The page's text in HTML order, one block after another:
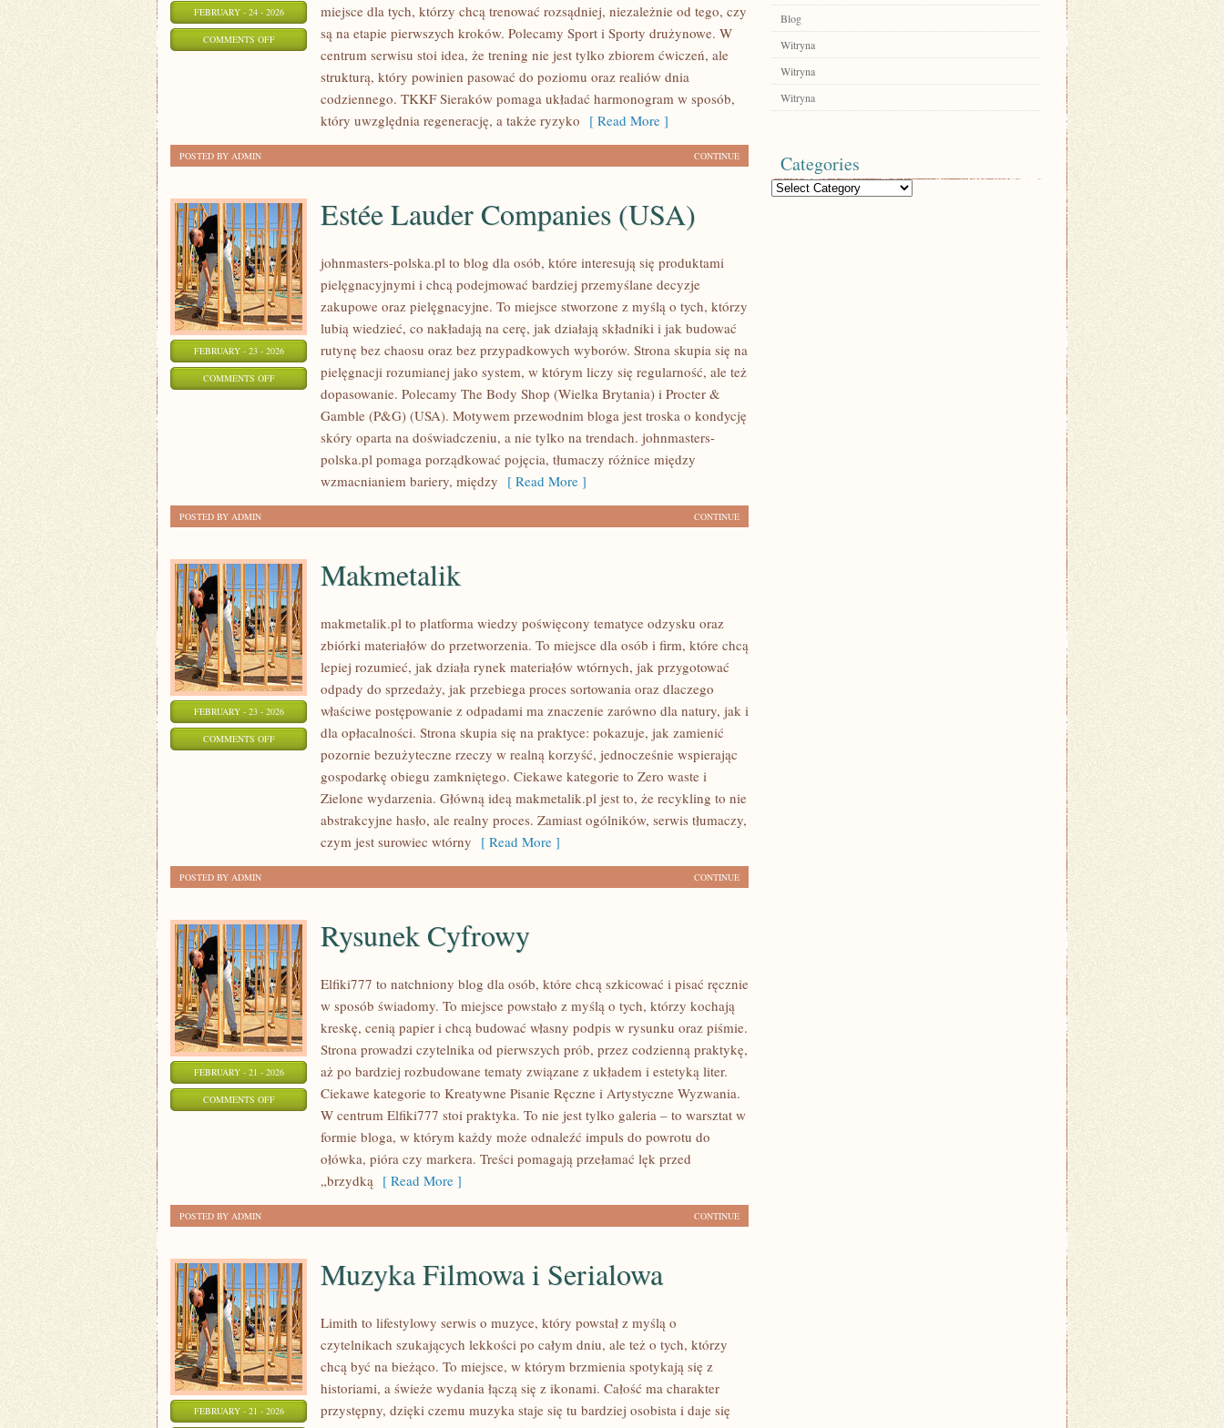
FEBRUARY - 24 - 2026
COMMENTS OFFON
PROFILAKTYKA
miejsce dla tych, którzy chcą trenować rozsądniej, niezależnie od tego, czy
są na etapie pierwszych kroków. Polecamy Sport i Sporty drużynowe. W
centrum serwisu stoi idea, że trening nie jest tylko zbiorem ćwiczeń, ale
strukturą, który powinien pasować do poziomu oraz realiów dnia
codziennego. TKKF Sieraków pomaga układać harmonogram w sposób,
który uwzględnia regenerację, a także ryzyko [ Read More ]
CONTINUE
POSTED BY ADMIN
FEBRUARY - 23 - 2026
COMMENTS OFFON
COMPANIES
Estée Lauder Companies (USA)
johnmasters-polska.pl to blog dla osób, które interesują się produktami
pielęgnacyjnymi i chcą podejmować bardziej przemyślane decyzje
zakupowe oraz pielęgnacyjne. To miejsce stworzone z myślą o tych, którzy
lubią wiedzieć, co nakładają na cerę, jak działają składniki i jak budować
rutynę bez chaosu oraz bez przypadkowych wyborów. Strona skupia się na
pielęgnacji rozumianej jako system, w którym liczy się regularność, ale też
dopasowanie. Polecamy The Body Shop (Wielka Brytania) i Procter &
Gamble (P&G) (USA). Motywem przewodnim bloga jest troska o kondycję
skóry oparta na doświadczeniu, a nie tylko na trendach. johnmasters-
polska.pl pomaga porządkować pojęcia, tłumaczy różnice między
wzmacnianiem bariery, między [ Read More ]
CONTINUE
POSTED BY ADMIN
FEBRUARY - 23 - 2026
COMMENTS OFFON
MAKMETALIK
Makmetalik
makmetalik.pl to platforma wiedzy poświęcony tematyce odzysku oraz
zbiórki materiałów do przetworzenia. To miejsce dla osób i firm, które chcą
lepiej rozumieć, jak działa rynek materiałów wtórnych, jak przygotować
odpady do sprzedaży, jak przebiega proces sortowania oraz dlaczego
właściwe postępowanie z odpadami ma znaczenie zarówno dla natury, jak i
dla opłacalności. Strona skupia się na praktyce: pokazuje, jak zamienić
pozornie bezużyteczne rzeczy w realną korzyść, jednocześnie wspierając
gospodarkę obiegu zamkniętego. Ciekawe kategorie to Zero waste i
Zielone wydarzenia. Główną ideą makmetalik.pl jest to, że recykling to nie
abstrakcyjne hasło, ale realny proces. Zamiast ogólników, serwis tłumaczy,
czym jest surowiec wtórny [ Read More ]
CONTINUE
POSTED BY ADMIN
FEBRUARY - 21 - 2026
COMMENTS OFFON
Rysunek Cyfrowy
Elfiki777 to natchniony blog dla osób, które chcą szkicować i pisać ręcznie
w sposób świadomy. To miejsce powstało z myślą o tych, którzy kochają
kreskę, cenią papier i chcą budować własny podpis w rysunku oraz piśmie.
Strona prowadzi czytelnika od pierwszych prób, przez codzienną praktykę,
aż po bardziej rozbudowane tematy związane z układem i estetyką liter.
Ciekawe kategorie to Kreatywne Pisanie Ręczne i Artystyczne Wyzwania.
W centrum Elfiki777 stoi praktyka. To nie jest tylko galeria – to warsztat w
formie bloga, w którym każdy może odnaleźć impuls do powrotu do
ołówka, pióra czy markera. Treści pomagają przełamać lęk przed
„brzydką [ Read More ]
CONTINUE
POSTED BY ADMIN
FEBRUARY - 21 - 2026
Muzyka Filmowa i Serialowa
Limith to lifestylowy serwis o muzyce, który powstał z myślą o
czytelnikach szukających lekkości po całym dniu, ale też o tych, którzy
chcą być na bieżąco. To miejsce, w którym brzmienia spotykają się z
historiami, a świeże wydania łączą się z ikonami. Całość ma charakter
przystępny, dzięki czemu muzyka staje się tu bardziej osobista i daje się
Blog
Witryna
Witryna
Witryna
Categories
Categories